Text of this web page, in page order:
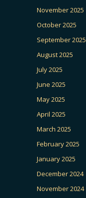
November 2025
October 2025
September 2025
August 2025
July 2025
June 2025
May 2025
April 2025
March 2025
February 2025
January 2025
December 2024
November 2024